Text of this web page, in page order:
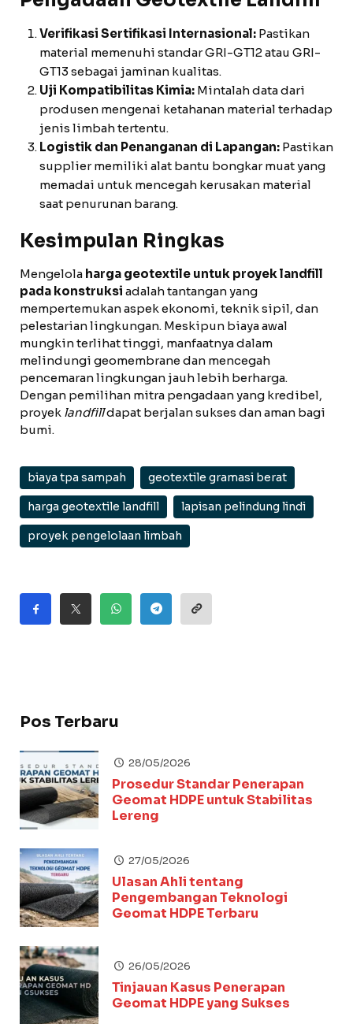
Verifikasi Sertifikasi Internasional: Pastikan
material memenuhi standar GRI-GT12 atau GRI-
GT13 sebagai jaminan kualitas.
Uji Kompatibilitas Kimia: Mintalah data dari
produsen mengenai ketahanan material terhadap
jenis limbah tertentu.
Logistik dan Penanganan di Lapangan: Pastikan
supplier memiliki alat bantu bongkar muat yang
memadai untuk mencegah kerusakan material
saat penurunan barang.
Kesimpulan Ringkas
Mengelola harga geotextile untuk proyek landfill
pada konstruksi adalah tantangan yang
mempertemukan aspek ekonomi, teknik sipil, dan
pelestarian lingkungan. Meskipun biaya awal
mungkin terlihat tinggi, manfaatnya dalam
melindungi geomembrane dan mencegah
pencemaran lingkungan jauh lebih berharga.
Dengan pemilihan mitra pengadaan yang kredibel,
proyek landfilldapat berjalan sukses dan aman bagi
bumi.
biaya tpa sampah geotextile gramasi berat
harga geotextile landfill lapisan pelindung lindi
proyek pengelolaan limbah
Pos Terbaru
28/05/2026
Prosedur Standar Penerapan
Geomat HDPE untuk Stabilitas
Lereng
27/05/2026
Ulasan Ahli tentang
Pengembangan Teknologi
Geomat HDPE Terbaru
26/05/2026
Tinjauan Kasus Penerapan
Geomat HDPE yang Sukses